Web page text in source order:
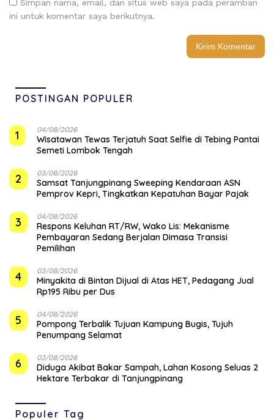
Simpan nama, email, dan situs web saya pada peramban
ini untuk komentar saya berikutnya.
POSTINGAN POPULER
1 04/08/2026
Wisatawan Tewas Terjatuh Saat Selfie di Tebing Pantai
Semeti Lombok Tengah
2 03/08/2026
Samsat Tanjungpinang Sweeping Kendaraan ASN
Pemprov Kepri, Tingkatkan Kepatuhan Bayar Pajak
3 04/08/2026
‎Respons Keluhan RT/RW, Wako Lis: Mekanisme
Pembayaran Sedang Berjalan Dimasa Transisi
Pemilihan
4 03/08/2026
Minyakita di Bintan Dijual di Atas HET, Pedagang Jual
Rp195 Ribu per Dus
5 04/08/2026
Pompong Terbalik Tujuan Kampung Bugis, Tujuh
Penumpang Selamat
6 03/08/2026
Diduga Akibat Bakar Sampah, Lahan Kosong Seluas 2
Hektare Terbakar di Tanjungpinang
Populer Tag